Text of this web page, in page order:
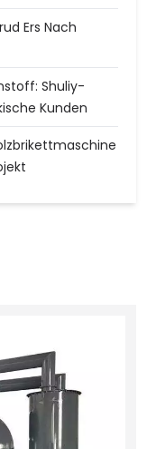
Ers Nach
Shuliy-
Kunden